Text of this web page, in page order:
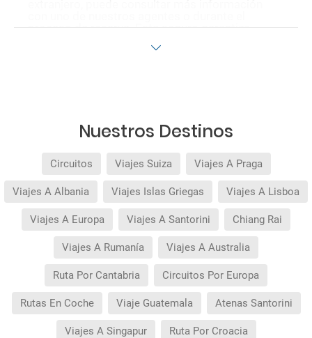
si quiere reforzar esta asistencia tiene que
Nuestros Destinos
Circuitos Viajes Suiza Viajes A Praga
Viajes A Albania Viajes Islas Griegas Viajes A Lisboa
Viajes A Europa Viajes A Santorini Chiang Rai
Viajes A Rumanía Viajes A Australia
Ruta Por Cantabria Circuitos Por Europa
Rutas En Coche Viaje Guatemala Atenas Santorini
Viajes A Singapur Ruta Por Croacia